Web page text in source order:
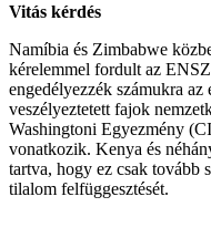
Vitás kérdés
Namíbia és Zimbabwe
kérelemmel fordult az
engedélyezzék számukra az
veszélyeztetett fajok
Washingtoni Egyezmény
vonatkozik. Kenya és
tartva, hogy ez csak tovább
tilalom felfüggesztését.